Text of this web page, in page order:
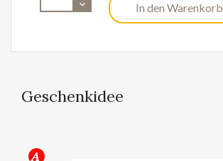
In den Warenkorb
Geschenkidee